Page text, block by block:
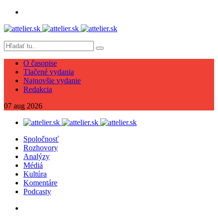
O časopise
Tlačené vydania
Najnovšie vydanie
Redakcia
07 aug 2026
Spoločnosť
Rozhovory
Analýzy
Médiá
Kultúra
Komentáre
Podcasty